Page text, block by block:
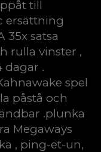
till
ersättning
35x satsa
rulla vinster ,
dagar .
spel
påstå och
.plunka
Megaways
, ping-et-un,